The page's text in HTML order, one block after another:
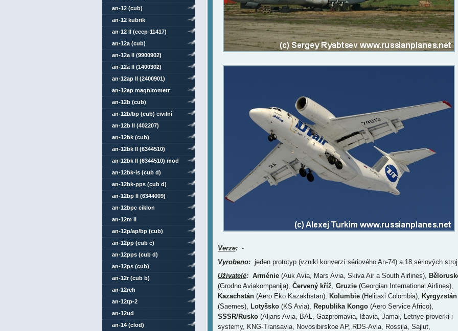
Verze:-
Vyrobeno:jeden prototyp (vznikl konverzí sériového An-74) a 18 sériových
Uživatelé: Arménie (Auk Avia, Mars Avia, Skiva Air a South Airlines),
(Grodno Aviakompanija), Červený kříž, Gruzie(Georgian International Airlines),
Kazachstán(Aero Eko Kazakhstan), Kolumbie(Helitaxi Colombia), Kyrgyzstán
(Saemes), Lotyšsko(KS Avia), Republika Kongo(Aero Service Africo),
SSSR/Rusko(Aljans Avia, BAL, Gazpromavia, Ižavia, Jamal, Letnye proverki i
systemy, KNG-Transavia, Novosibirskoe AP, RDS-Avia, Rossija, Sajlut,
an-12 (cub)
an-12 kubrik
an-12 ll (cccp-11417)
an-12a (cub)
an-12a ll (9900902)
an-12a ll (1400302)
an-12ap ll (2400901)
an-12ap magnitometr
an-12b (cub)
an-12b/bp (cub) civilní
an-12b ll (402207)
an-12bk (cub)
an-12bk ll (6344510)
an-12bk ll (6344510) mod
an-12bk-is (cub d)
an-12bk-pps (cub d)
an-12bp ll (6344009)
an-12bpc ciklon
an-12m ll
an-12p/ap/bp (cub)
an-12pp (cub c)
an-12pps (cub d)
an-12ps (cub)
an-12r (cub b)
an-12rch
an-12tp-2
an-12ud
an-14 (clod)